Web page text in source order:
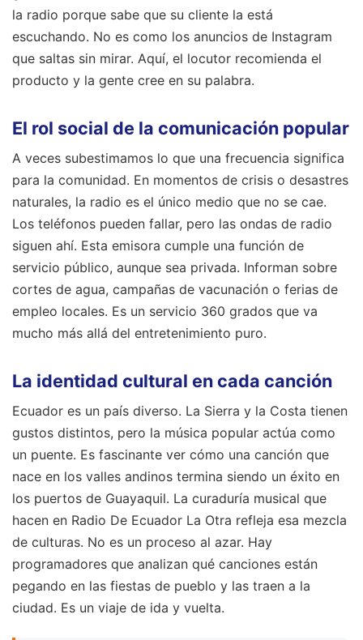
la radio porque sabe que su cliente la está
escuchando. No es como los anuncios de Instagram
que saltas sin mirar. Aquí, el locutor recomienda el
producto y la gente cree en su palabra.
El rol social de la comunicación popular
A veces subestimamos lo que una frecuencia significa
para la comunidad. En momentos de crisis o desastres
naturales, la radio es el único medio que no se cae.
Los teléfonos pueden fallar, pero las ondas de radio
siguen ahí. Esta emisora cumple una función de
servicio público, aunque sea privada. Informan sobre
cortes de agua, campañas de vacunación o ferias de
empleo locales. Es un servicio 360 grados que va
mucho más allá del entretenimiento puro.
La identidad cultural en cada canción
Ecuador es un país diverso. La Sierra y la Costa tienen
gustos distintos, pero la música popular actúa como
un puente. Es fascinante ver cómo una canción que
nace en los valles andinos termina siendo un éxito en
los puertos de Guayaquil. La curaduría musical que
hacen en Radio De Ecuador La Otra refleja esa mezcla
de culturas. No es un proceso al azar. Hay
programadores que analizan qué canciones están
pegando en las fiestas de pueblo y las traen a la
ciudad. Es un viaje de ida y vuelta.